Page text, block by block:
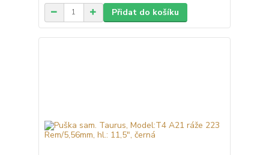
Přidat do košíku